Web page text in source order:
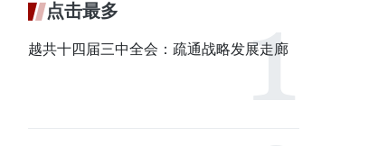
点击最多
越共十四届三中全会：疏通战略发展走廊